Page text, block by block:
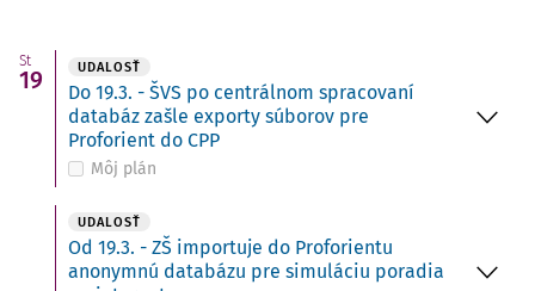
St
19 UDALOSŤ
Do 19.3. - ŠVS po centrálnom spracovaní
databáz zašle exporty súborov pre
Proforient do CPP
Môj plán
UDALOSŤ
Od 19.3. - ZŠ importuje do Proforientu
anonymnú databázu pre simuláciu poradia